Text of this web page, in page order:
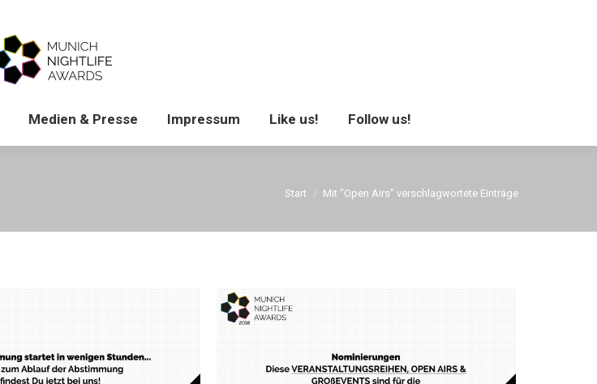
Medien & Presse Impressum Like us! Follow us!
Sie befinden sich hier:
Start Mit "Open Airs" verschlagwortete Einträge